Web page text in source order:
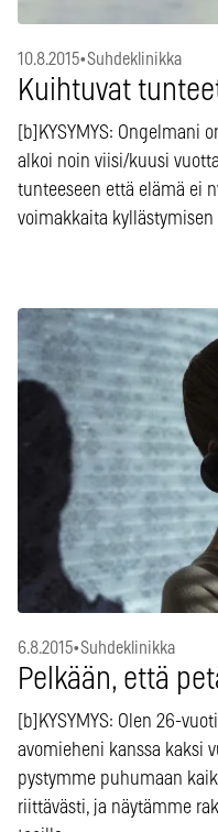
10.8.2015•Suhdeklinikka
Kuihtuvat
[b]KYSYMYS:
alkoi noin viisi/kuusi
tunteeseen että elämä ei
voimakkaita
6.8.2015•Suhdeklinikka
Pelkään, että
[b]KYSYMYS: Olen 26-
avomieheni kanssa kaksi
pystymme puhumaan
riittävästi, ja näytämme